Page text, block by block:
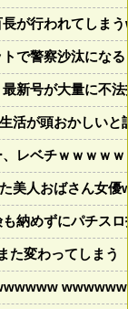
長が行われてし
で警察沙汰にな
最新号が大量に不
活が頭おかしい
、レベチｗｗｗｗ
美人おばさん女優
納めずにパチス
た変わってしまう